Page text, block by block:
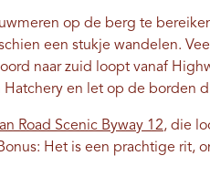
op de berg te
een stukje wandelen.
naar zuid loopt vanaf
en let op de borden
Road Scenic Byway 12, die
Het is een prachtige rit,